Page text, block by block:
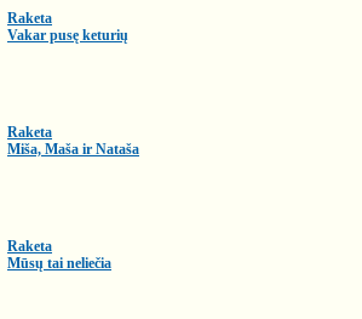
Raketa
Vakar pusę keturių
Raketa
Miša, Maša ir Nataša
Raketa
Mūsų tai neliečia